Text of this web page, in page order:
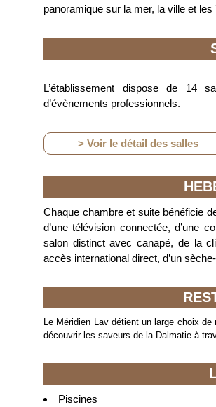
panoramique sur la mer, la ville et
L’établissement dispose de 14
d’évènements professionnels.
> Voir le détail des salles
Chaque chambre et suite bénéficie
d’une télévision connectée, d’une
salon distinct avec canapé, de la
accès international direct, d’un
Le Méridien Lav détient un large choix
découvrir les saveurs de la Dalmatie à
Piscines